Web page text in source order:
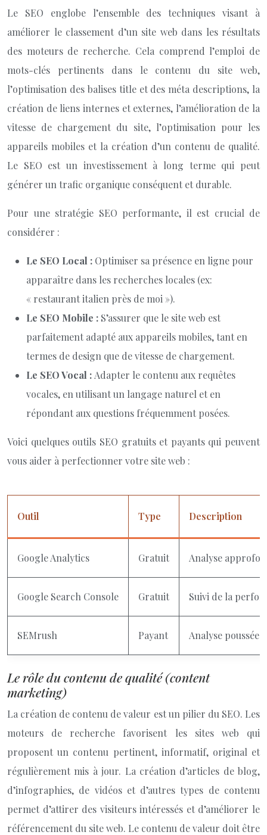
Le SEO englobe l’ensemble des techniques visant à
améliorer le classement d’un site web dans les résultats
des moteurs de recherche. Cela comprend l’emploi de
mots-clés pertinents dans le contenu du site web,
l’optimisation des balises title et des méta descriptions, la
création de liens internes et externes, l’amélioration de la
vitesse de chargement du site, l’optimisation pour les
appareils mobiles et la création d’un contenu de qualité.
Le SEO est un investissement à long terme qui peut
générer un trafic organique conséquent et durable.
Pour une stratégie SEO performante, il est crucial de
considérer :
Le SEO Local : Optimiser sa présence en ligne pour
apparaître dans les recherches locales (ex:
« restaurant italien près de moi »).
Le SEO Mobile : S’assurer que le site web est
parfaitement adapté aux appareils mobiles, tant en
termes de design que de vitesse de chargement.
Le SEO Vocal : Adapter le contenu aux requêtes
vocales, en utilisant un langage naturel et en
répondant aux questions fréquemment posées.
Voici quelques outils SEO gratuits et payants qui peuvent
vous aider à perfectionner votre site web :
Outil Type Description
Google Analytics Gratuit Analyse
Google Search Console Gratuit Suivi de la
SEMrush Payant Analyse
Le rôle du contenu de qualité (content
marketing)
La création de contenu de valeur est un pilier du SEO. Les
moteurs de recherche favorisent les sites web qui
proposent un contenu pertinent, informatif, original et
régulièrement mis à jour. La création d’articles de blog,
d’infographies, de vidéos et d’autres types de contenu
permet d’attirer des visiteurs intéressés et d’améliorer le
référencement du site web. Le contenu de valeur doit être